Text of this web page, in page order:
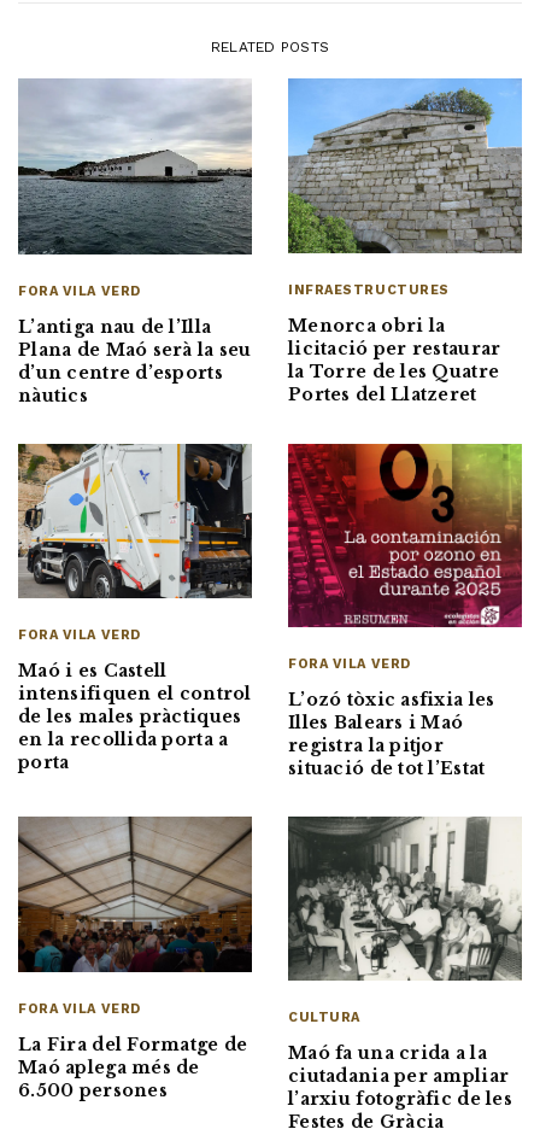
RELATED POSTS
FORA VILA VERD
L’antiga nau de l’Illa
Plana de Maó serà la seu
d’un centre d’esports
nàutics
INFRAESTRUCTURES
Menorca obri la
licitació per restaurar
la Torre de les Quatre
Portes del Llatzeret
FORA VILA VERD
Maó i es Castell
intensifiquen el control
de les males pràctiques
en la recollida porta a
porta
FORA VILA VERD
L’ozó tòxic asfixia les
Illes Balears i Maó
registra la pitjor
situació de tot l’Estat
FORA VILA VERD
La Fira del Formatge de
Maó aplega més de
6.500 persones
CULTURA
Maó fa una crida a la
ciutadania per ampliar
l’arxiu fotogràfic de les
Festes de Gràcia